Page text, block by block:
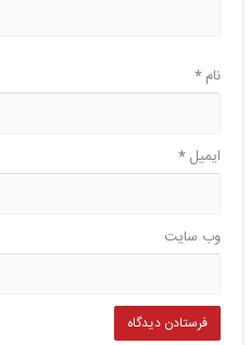
نام*
ایمیل*
وب‌ سایت